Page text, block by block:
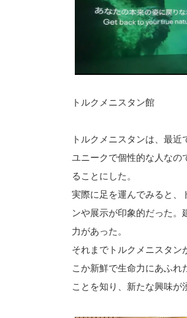
トルクメニスタン館
トルクメニスタンは、最
ユニークで個性的な人なの
ることにした。
実際に足を運んでみると、
ンや展示が印象的だった
力があった。
それまでトルクメニスタン
こか新鮮で生命力にあふ
ことを知り、新たな興味が